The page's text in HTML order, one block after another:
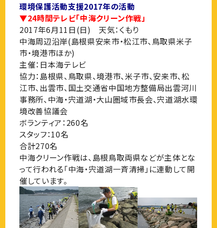
環境保護活動支援2017年の活動
▼24時間テレビ「中海クリーン作戦」
2017年6月11日(日) 天気：くもり
中海周辺沿岸(島根県安来市・松江市、鳥取県米子
市・境港市ほか)
主催：日本海テレビ
協力：島根県、鳥取県、境港市、米子市、安来市、松
江市、出雲市、国土交通省中国地方整備局出雲河川
事務所、中海・宍道湖・大山圏域市長会、宍道湖水環
境改善協議会
ボランティア：260名
スタッフ：10名
合計270名
中海クリーン作戦は、島根鳥取両県などが主体とな
って行われる「中海・宍道湖一斉清掃」に連動して開
催しています。